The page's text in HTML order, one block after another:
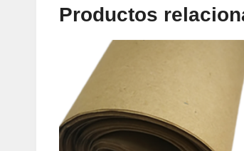
Productos